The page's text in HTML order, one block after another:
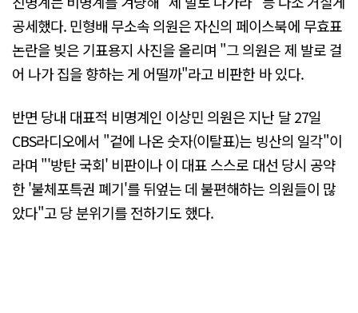
공세했다. 민형배 무소속 의원은 자신의 페이스북에 무효표
논란을 빚은 기표용지 사진을 올리며 "그 의원은 제 발로 걸
어 나가 집을 향하는 게 어떨까"라고 비판한 바 있다.
반면 당내 대표적 비명계인 이상민 의원은 지난 달 27일
CBS라디오에서 "겉에 나온 숫자(이탈표)는 빙산의 일각"이
라며 "'방탄 국회' 비판이나 이 대표 스스로 대선 당시 공약
한 '불체포특권 폐기'를 뒤엎는 데 불편해하는 의원들이 많
았다"고 당 분위기를 전하기도 했다.